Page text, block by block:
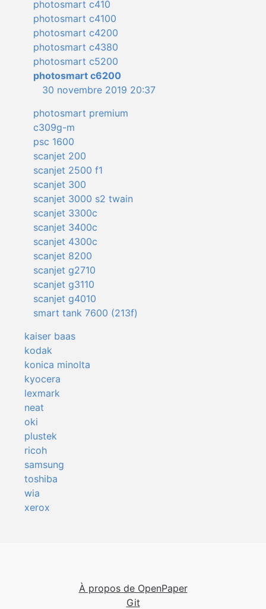
photosmart c410
photosmart c4100
photosmart c4200
photosmart c4380
photosmart c5200
photosmart c6200
30 novembre 2019 20:37
photosmart premium
c309g-m
psc 1600
scanjet 200
scanjet 2500 f1
scanjet 300
scanjet 3000 s2 twain
scanjet 3300c
scanjet 3400c
scanjet 4300c
scanjet 8200
scanjet g2710
scanjet g3110
scanjet g4010
smart tank 7600 (213f)
kaiser baas
kodak
konica minolta
kyocera
lexmark
neat
oki
plustek
ricoh
samsung
toshiba
wia
xerox
À propos de OpenPaper
Git